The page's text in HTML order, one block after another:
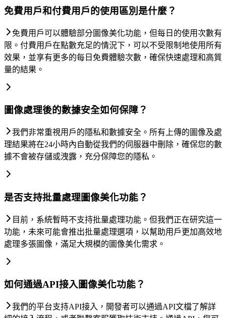
免費用戶和付費用戶的使用區別是什麼？
免費用戶可以體驗部分圖像美化功能，但每日的使用次數有
限。付費用戶在點數充足的情況下，可以不受限制地使用所有
效果，並享有更多的每日免費體驗次數，確保快速處理和高質
量的結果。
圖像處理後的數據安全如何保障？
我們非常重視用戶的隱私和數據安全。所有上傳的圖像及處
理結果將在24小時內自動從我們的伺服器中刪除，確保您的數
據不會被存儲或洩露，充分保障您的隱私。
是否支持批量處理圖像美化功能？
目前，系統暫時不支持批量處理功能。但我們正在研究這一
功能，未來可能會推出批量處理選項，以幫助用戶更加高效地
處理多張圖像，滿足大規模的圖像美化需求。
如何通過API接入圖像美化功能？
我們的平台支持API接入，開發者可以通過API文檔了解詳